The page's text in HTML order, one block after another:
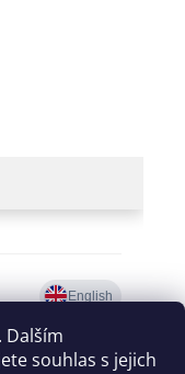
Dalším
souhlas s jejich